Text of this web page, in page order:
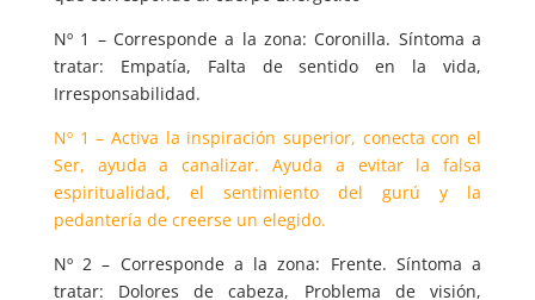
Nº 1 – Corresponde a la zona: Coronilla. Síntoma a
tratar: Empatía, Falta de sentido en la vida,
Irresponsabilidad.
Nº 1 – Activa la inspiración superior, conecta con el
Ser, ayuda a canalizar. Ayuda a evitar la falsa
espiritualidad, el sentimiento del gurú y la
pedantería de creerse un elegido.
Nº 2 – Corresponde a la zona: Frente. Síntoma a
tratar: Dolores de cabeza, Problema de visión,